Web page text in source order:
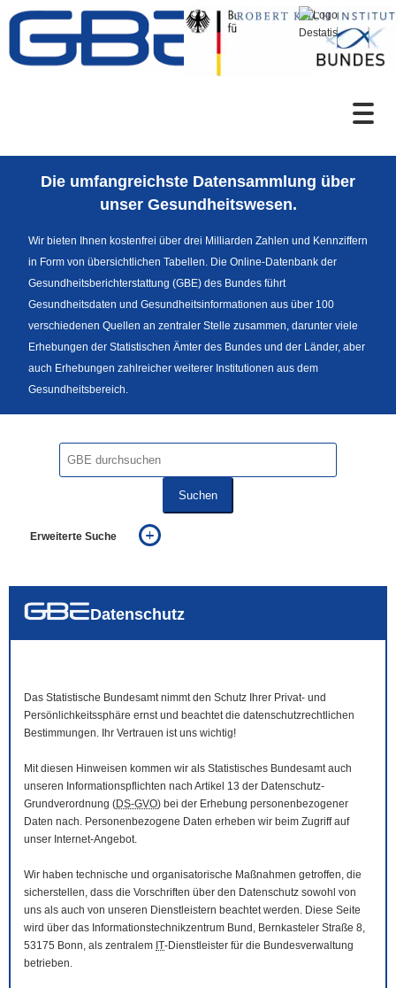
Zum Inhalt
Sprachumschaltung
Die umfangreichste Datensammlung über
unser Gesundheitswesen.
Wir bieten Ihnen kostenfrei über drei Milliarden Zahlen und Kennziffern
in Form von übersichtlichen Tabellen. Die Online-Datenbank der
Gesundheitsberichterstattung (GBE) des Bundes führt
Gesundheitsdaten und Gesundheitsinformationen aus über 100
verschiedenen Quellen an zentraler Stelle zusammen, darunter viele
Erhebungen der Statistischen Ämter des Bundes und der Länder, aber
auch Erhebungen zahlreicher weiterer Institutionen aus dem
Gesundheitsbereich.
Suchen
Erweiterte Suche
auch in allen Texten suchen (Volltextsuche)
Datenschutz
Das Statistische Bundesamt nimmt den Schutz Ihrer Privat- und
Persönlichkeitssphäre ernst und beachtet die datenschutzrechtlichen
Bestimmungen. Ihr Vertrauen ist uns wichtig!
Mit diesen Hinweisen kommen wir als Statistisches Bundesamt auch
unseren Informationspflichten nach Artikel 13 der Datenschutz-
Grundverordnung (DS-GVO) bei der Erhebung personenbezogener
Daten nach. Personenbezogene Daten erheben wir beim Zugriff auf
unser Internet-Angebot.
Wir haben technische und organisatorische Maßnahmen getroffen, die
sicherstellen, dass die Vorschriften über den Datenschutz sowohl von
uns als auch von unseren Dienstleistern beachtet werden. Diese Seite
wird über das Informationstechnikzentrum Bund, Bernkasteler Straße 8,
53175 Bonn, als zentralem IT-Dienstleister für die Bundesverwaltung
betrieben.